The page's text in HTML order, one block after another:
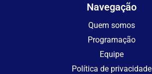
Navegação
Quem somos
Programação
Equipe
Política de privacidade